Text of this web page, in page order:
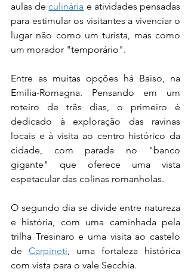
aulas de culinária e atividades pensadas
para estimular os visitantes a vivenciar o
lugar não como um turista, mas como
um morador "temporário".
Entre as muitas opções há Baiso, na
Emilia-Romagna. Pensando em um
roteiro de três dias, o primeiro é
dedicado à exploração das ravinas
locais e à visita ao centro histórico da
cidade, com parada no "banco
gigante" que oferece uma vista
espetacular das colinas romanholas.
O segundo dia se divide entre natureza
e história, com uma caminhada pela
trilha Tresinaro e uma visita ao castelo
de Carpineti, uma fortaleza histórica
com vista para o vale Secchia.